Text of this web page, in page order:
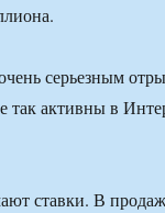
серьезным
активны в
ставки. В